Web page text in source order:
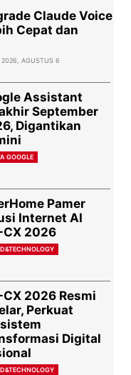
Claude Voice
Cepat dan
2026, AGUSTUS 6
Assistant
September
Digantikan
GOOGLE
Pamer
Internet AI
CX 2026
CX 2026 Resmi
Perkuat
Digital